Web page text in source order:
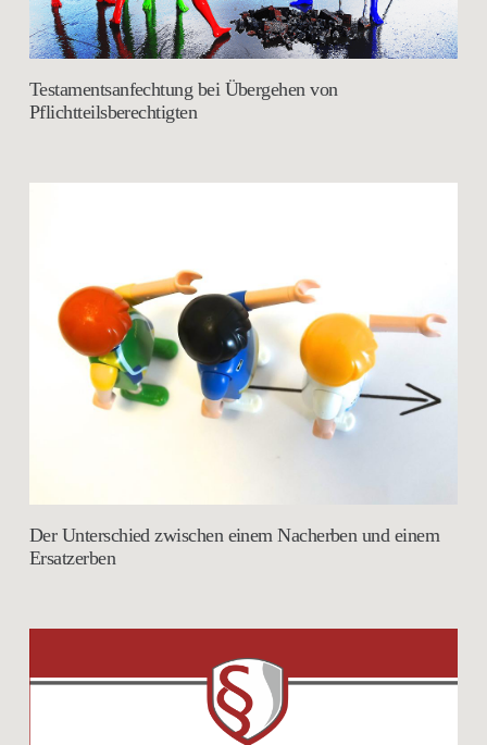
Testamentsanfechtung bei Übergehen von
Pflichtteilsberechtigten
Der Unterschied zwischen einem Nacherben und einem
Ersatzerben